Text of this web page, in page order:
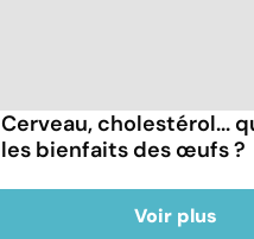
Cerveau, cholestérol...
les bienfaits des œufs ?
Voir plus